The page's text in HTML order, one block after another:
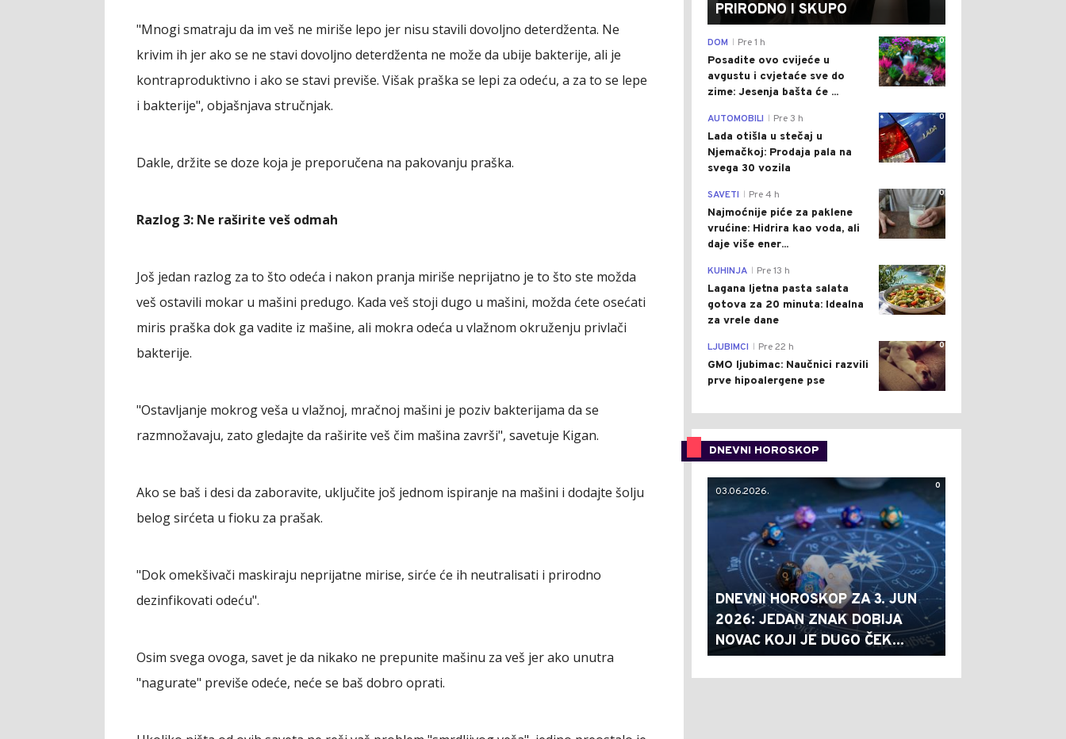
"Mnogi smatraju da im veš ne miriše lepo jer nisu stavili dovoljno deterdženta. Ne
krivim ih jer ako se ne stavi dovoljno deterdženta ne može da ubije bakterije, ali je
kontraproduktivno i ako se stavi previše. Višak praška se lepi za odeću, a za to se lepe
i bakterije", objašnjava stručnjak.
Dakle, držite se doze koja je preporučena na pakovanju praška.
Razlog 3: Ne raširite veš odmah
Još jedan razlog za to što odeća i nakon pranja miriše neprijatno je to što ste možda
veš ostavili mokar u mašini predugo. Kada veš stoji dugo u mašini, možda ćete osećati
miris praška dok ga vadite iz mašine, ali mokra odeća u vlažnom okruženju privlači
bakterije.
"Ostavljanje mokrog veša u vlažnoj, mračnoj mašini je poziv bakterijama da se
razmnožavaju, zato gledajte da raširite veš čim mašina završi", savetuje Kigan.
Ako se baš i desi da zaboravite, uključite još jednom ispiranje na mašini i dodajte šolju
belog sirćeta u fioku za prašak.
"Dok omekšivači maskiraju neprijatne mirise, sirće će ih neutralisati i prirodno
dezinfikovati odeću".
Osim svega ovoga, savet je da nikako ne prepunite mašinu za veš jer ako unutra
"nagurate" previše odeće, neće se baš dobro oprati.
PRIRODNO I SKUPO
0
DOM Pre 1 h
Posadite ovo cvijeće u
avgustu i cvjetaće sve do
zime: Jesenja bašta će ...
0
AUTOMOBILI Pre 3 h
Lada otišla u stečaj u
Njemačkoj: Prodaja pala na
svega 30 vozila
0
SAVETI Pre 4 h
Najmoćnije piće za paklene
vrućine: Hidrira kao voda, ali
daje više ener...
0
KUHINJA Pre 13 h
Lagana ljetna pasta salata
gotova za 20 minuta: Idealna
za vrele dane
0
LJUBIMCI Pre 22 h
GMO ljubimac: Naučnici razvili
prve hipoalergene pse
DNEVNI HOROSKOP
0
03.06.2026.
DNEVNI HOROSKOP ZA 3. JUN
2026: JEDAN ZNAK DOBIJA
NOVAC KOJI JE DUGO ČEK...